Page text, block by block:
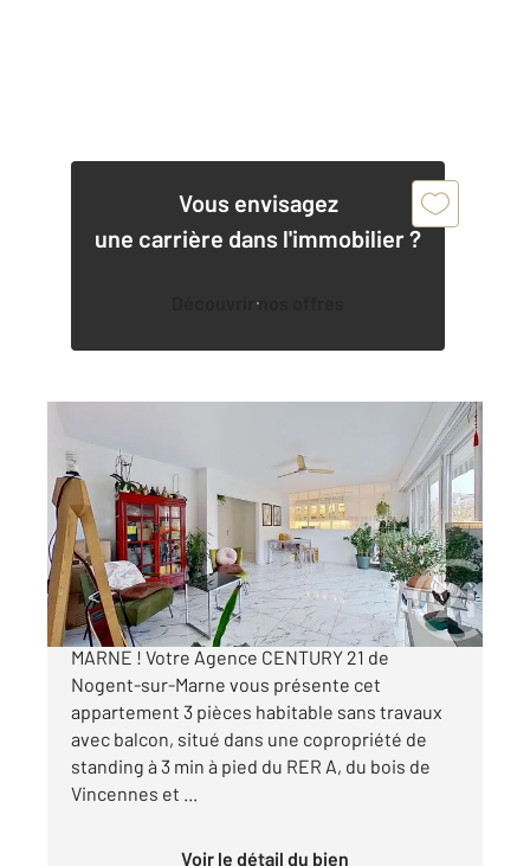
Vous envisagez
une carrière dans l'immobilier ?
Découvrir nos offres
75,45 m
Ref : 1282
Appartement F3 à vendre
529 000 €
APPARTEMENT A VENDRE - NOGENT-SUR-
MARNE ! Votre Agence CENTURY 21 de
Nogent-sur-Marne vous présente cet
appartement 3 pièces habitable sans travaux
avec balcon, situé dans une copropriété de
standing à 3 min à pied du RER A, du bois de
Vincennes et ...
Voir le détail du bien